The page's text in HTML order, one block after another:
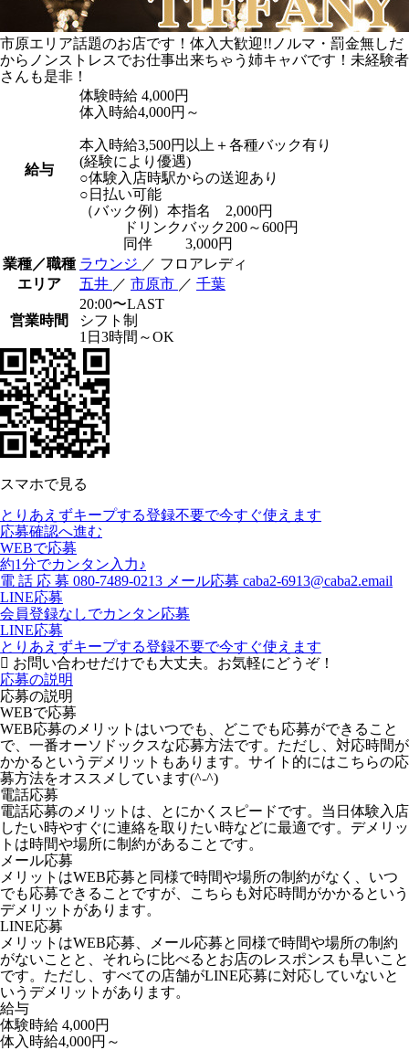
市原エリア話題のお店です！体入大歓迎!!ノルマ・罰金無しだ
からノンストレスでお仕事出来ちゃう姉キャバです！未経験者
さんも是非！
給与
体験時給 4,000円
体入時給4,000円～
本入時給3,500円以上＋各種バック有り
(経験により優遇)
○体験入店時駅からの送迎あり
○日払い可能
（バック例）本指名 2,000円
ドリンクバック200～600円
同伴 3,000円
業種／職種 ラウンジ ／ フロアレディ
エリア
五井 ／ 市原市 ／ 千葉
営業時間
20:00〜LAST
シフト制
1日3時間～OK
スマホで見る
とりあえずキープする登録不要で今すぐ使えます
応募確認へ進む
WEBで応募
約1分でカンタン入力♪
電 話 応 募 080-7489-0213 メール応募 caba2-6913@caba2.email
LINE応募
会員登録なしでカンタン応募
LINE応募
とりあえずキープする登録不要で今すぐ使えます
お問い合わせだけでも大丈夫。お気軽にどうぞ！
応募の説明
応募の説明
WEBで応募
WEB応募のメリットはいつでも、どこでも応募ができること
で、一番オーソドックスな応募方法です。ただし、対応時間が
かかるというデメリットもあります。サイト的にはこちらの応
募方法をオススメしています(^-^)
電話応募
電話応募のメリットは、とにかくスピードです。当日体験入店
したい時やすぐに連絡を取りたい時などに最適です。デメリッ
トは時間や場所に制約があることです。
メール応募
メリットはWEB応募と同様で時間や場所の制約がなく、いつ
でも応募できることですが、こちらも対応時間がかかるという
デメリットがあります。
LINE応募
メリットはWEB応募、メール応募と同様で時間や場所の制約
がないことと、それらに比べるとお店のレスポンスも早いこと
です。ただし、すべての店舗がLINE応募に対応していないと
いうデメリットがあります。
給与
体験時給 4,000円
体入時給4,000円～